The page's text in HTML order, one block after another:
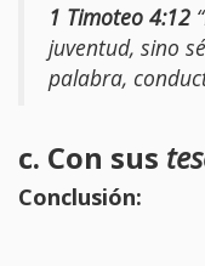
1 Timoteo 4:12
juventud, sino
palabra,
c. Con sus
Conclusión: